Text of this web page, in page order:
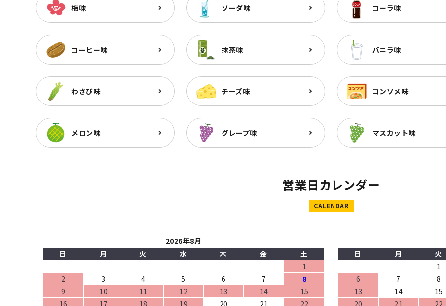
梅味 ソーダ味 コーラ味
コーヒー味 抹茶味 バニラ味
わさび味 チーズ味 コンソメ味
メロン味 グレープ味 マスカット味
営業日カレンダー
CALENDAR
2026年8月
日
月 火 水 木 金
土
1
2
3 4 5 6 7
8
9
10 11 12 13 14
15
16
17 18 19 20 21 22
日
月 火
1
6
7 8
13
14 15
20
21 22